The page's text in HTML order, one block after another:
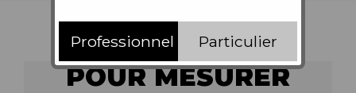
POUR MESURER
Professionnel Particulier